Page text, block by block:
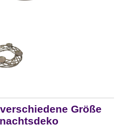
Größe